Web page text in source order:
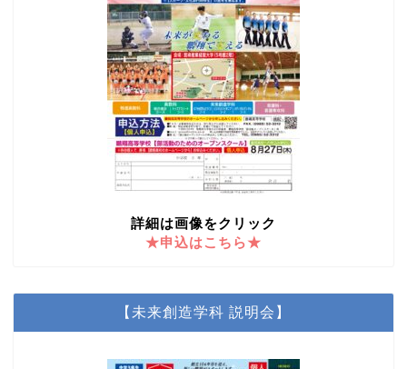
詳細は画像をクリック
★申込はこちら★
【未来創造学科 説明会】